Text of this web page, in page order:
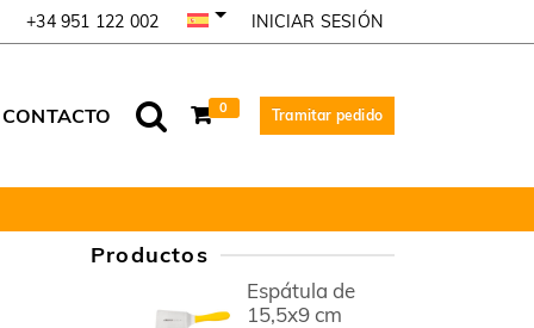
+34 951 122 002 INICIAR SESIÓN
CONTACTO 0 Tramitar pedido
Productos
Espátula de
15,5x9 cm